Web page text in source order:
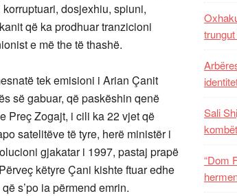
dosjexhiu, spiuni,
që ka prodhuar tranzicioni
e më the të thashë.
tek emisioni i Arian Çanit
së gabuar, që paskëshin qenë
Preç Zogajt, i cili ka 22 vjet që
satelitëve të tyre, herë ministër i
gjakatar i 1997, pastaj prapë
këtyre Çani kishte ftuar edhe
s’po ia përmend emrin.
Sali
“Dom